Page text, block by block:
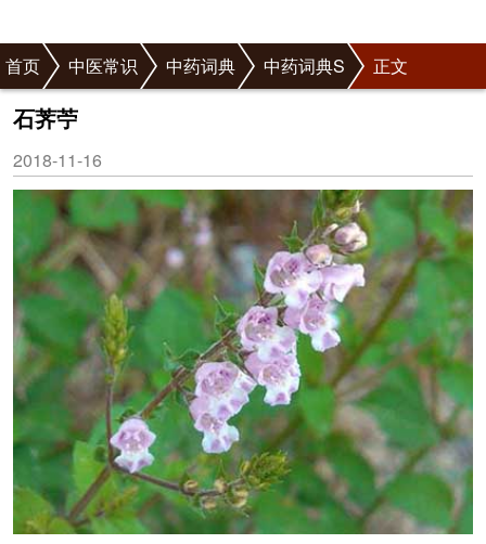
首页 中医常识 中药词典 中药词典S 正文
石荠苧
2018-11-16